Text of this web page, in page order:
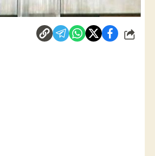
شارك